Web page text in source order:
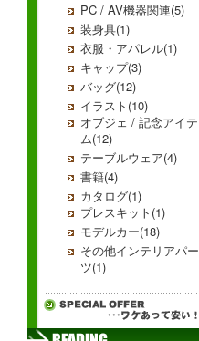
PC / AV機器関連(5)
装身具(1)
衣服・アパレル(1)
キャップ(3)
バッグ(12)
イラスト(10)
オブジェ / 記念アイテ
ム(12)
テーブルウェア(4)
書籍(4)
カタログ(1)
プレスキット(1)
モデルカー(18)
その他インテリアパー
ツ(1)